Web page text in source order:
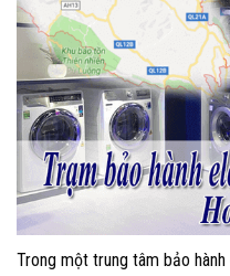
Trong một trung tâm bảo